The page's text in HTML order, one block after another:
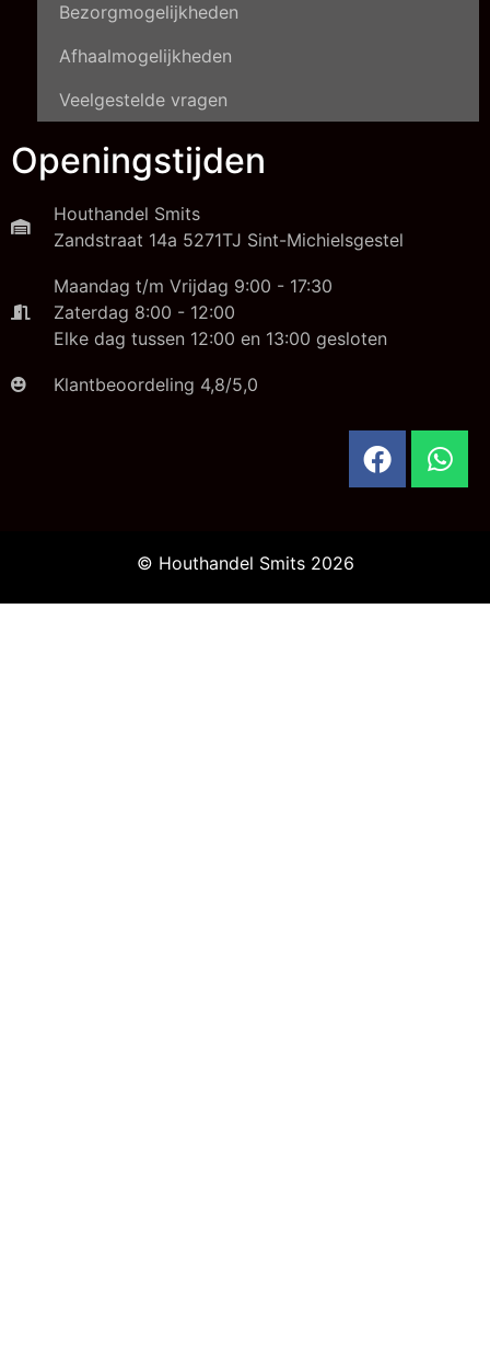
Bezorgmogelijkheden
Afhaalmogelijkheden
Veelgestelde vragen
Openingstijden
Houthandel Smits
Zandstraat 14a 5271TJ Sint-Michielsgestel
Maandag t/m Vrijdag 9:00 - 17:30
Zaterdag 8:00 - 12:00
Elke dag tussen 12:00 en 13:00 gesloten
Klantbeoordeling 4,8/5,0
© Houthandel Smits 2026